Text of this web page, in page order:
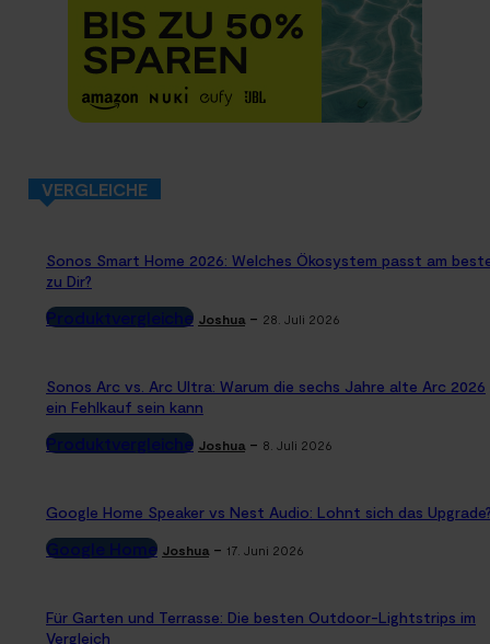
VERGLEICHE
Sonos Smart Home 2026: Welches Ökosystem passt am
zu Dir?
Produktvergleiche Joshua - 28. Juli 2026
Sonos Arc vs. Arc Ultra: Warum die sechs Jahre alte Arc 2026
ein Fehlkauf sein kann
Produktvergleiche Joshua - 8. Juli 2026
Google Home Speaker vs Nest Audio: Lohnt sich das
Google Home Joshua - 17. Juni 2026
Für Garten und Terrasse: Die besten Outdoor-Lightstrips im
Vergleich